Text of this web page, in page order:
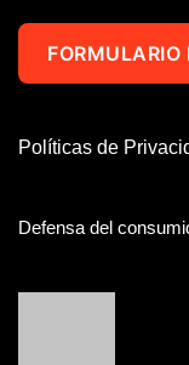
FORMULARIO
Políticas de
Defensa del